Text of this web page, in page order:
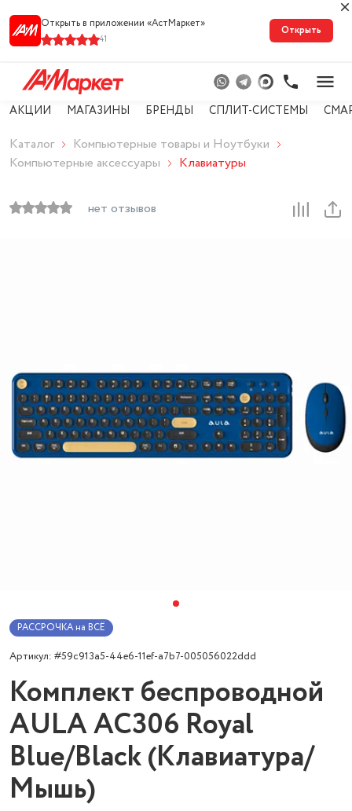
Открыть в приложении «АстМарке‪т‬»
41
Открыть
АКЦИИ МАГАЗИНЫ БРЕНДЫ СПЛИТ-СИСТЕМЫ
Каталог
Компьютерные товары и Ноутбуки
Компьютерные аксессуары
Клавиатуры
нет отзывов
РАССРОЧКА на ВСЁ
Артикул: #59c913a5-44e6-11ef-a7b7-005056022ddd
Комплект беспроводной
AULA AC306 Royal
Blue/Black (Клавиатура/
Мышь)